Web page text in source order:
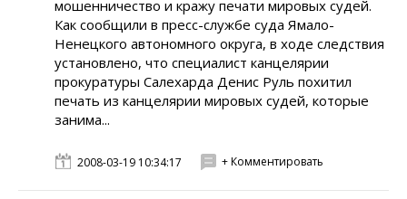
мошенничество и кражу печати мировых судей.
Как сообщили в пресс-службе суда Ямало-
Ненецкого автономного округа, в ходе следствия
установлено, что специалист канцелярии
прокуратуры Салехарда Денис Руль похитил
печать из канцелярии мировых судей, которые
занима...
2008-03-19 10:34:17 + Комментировать